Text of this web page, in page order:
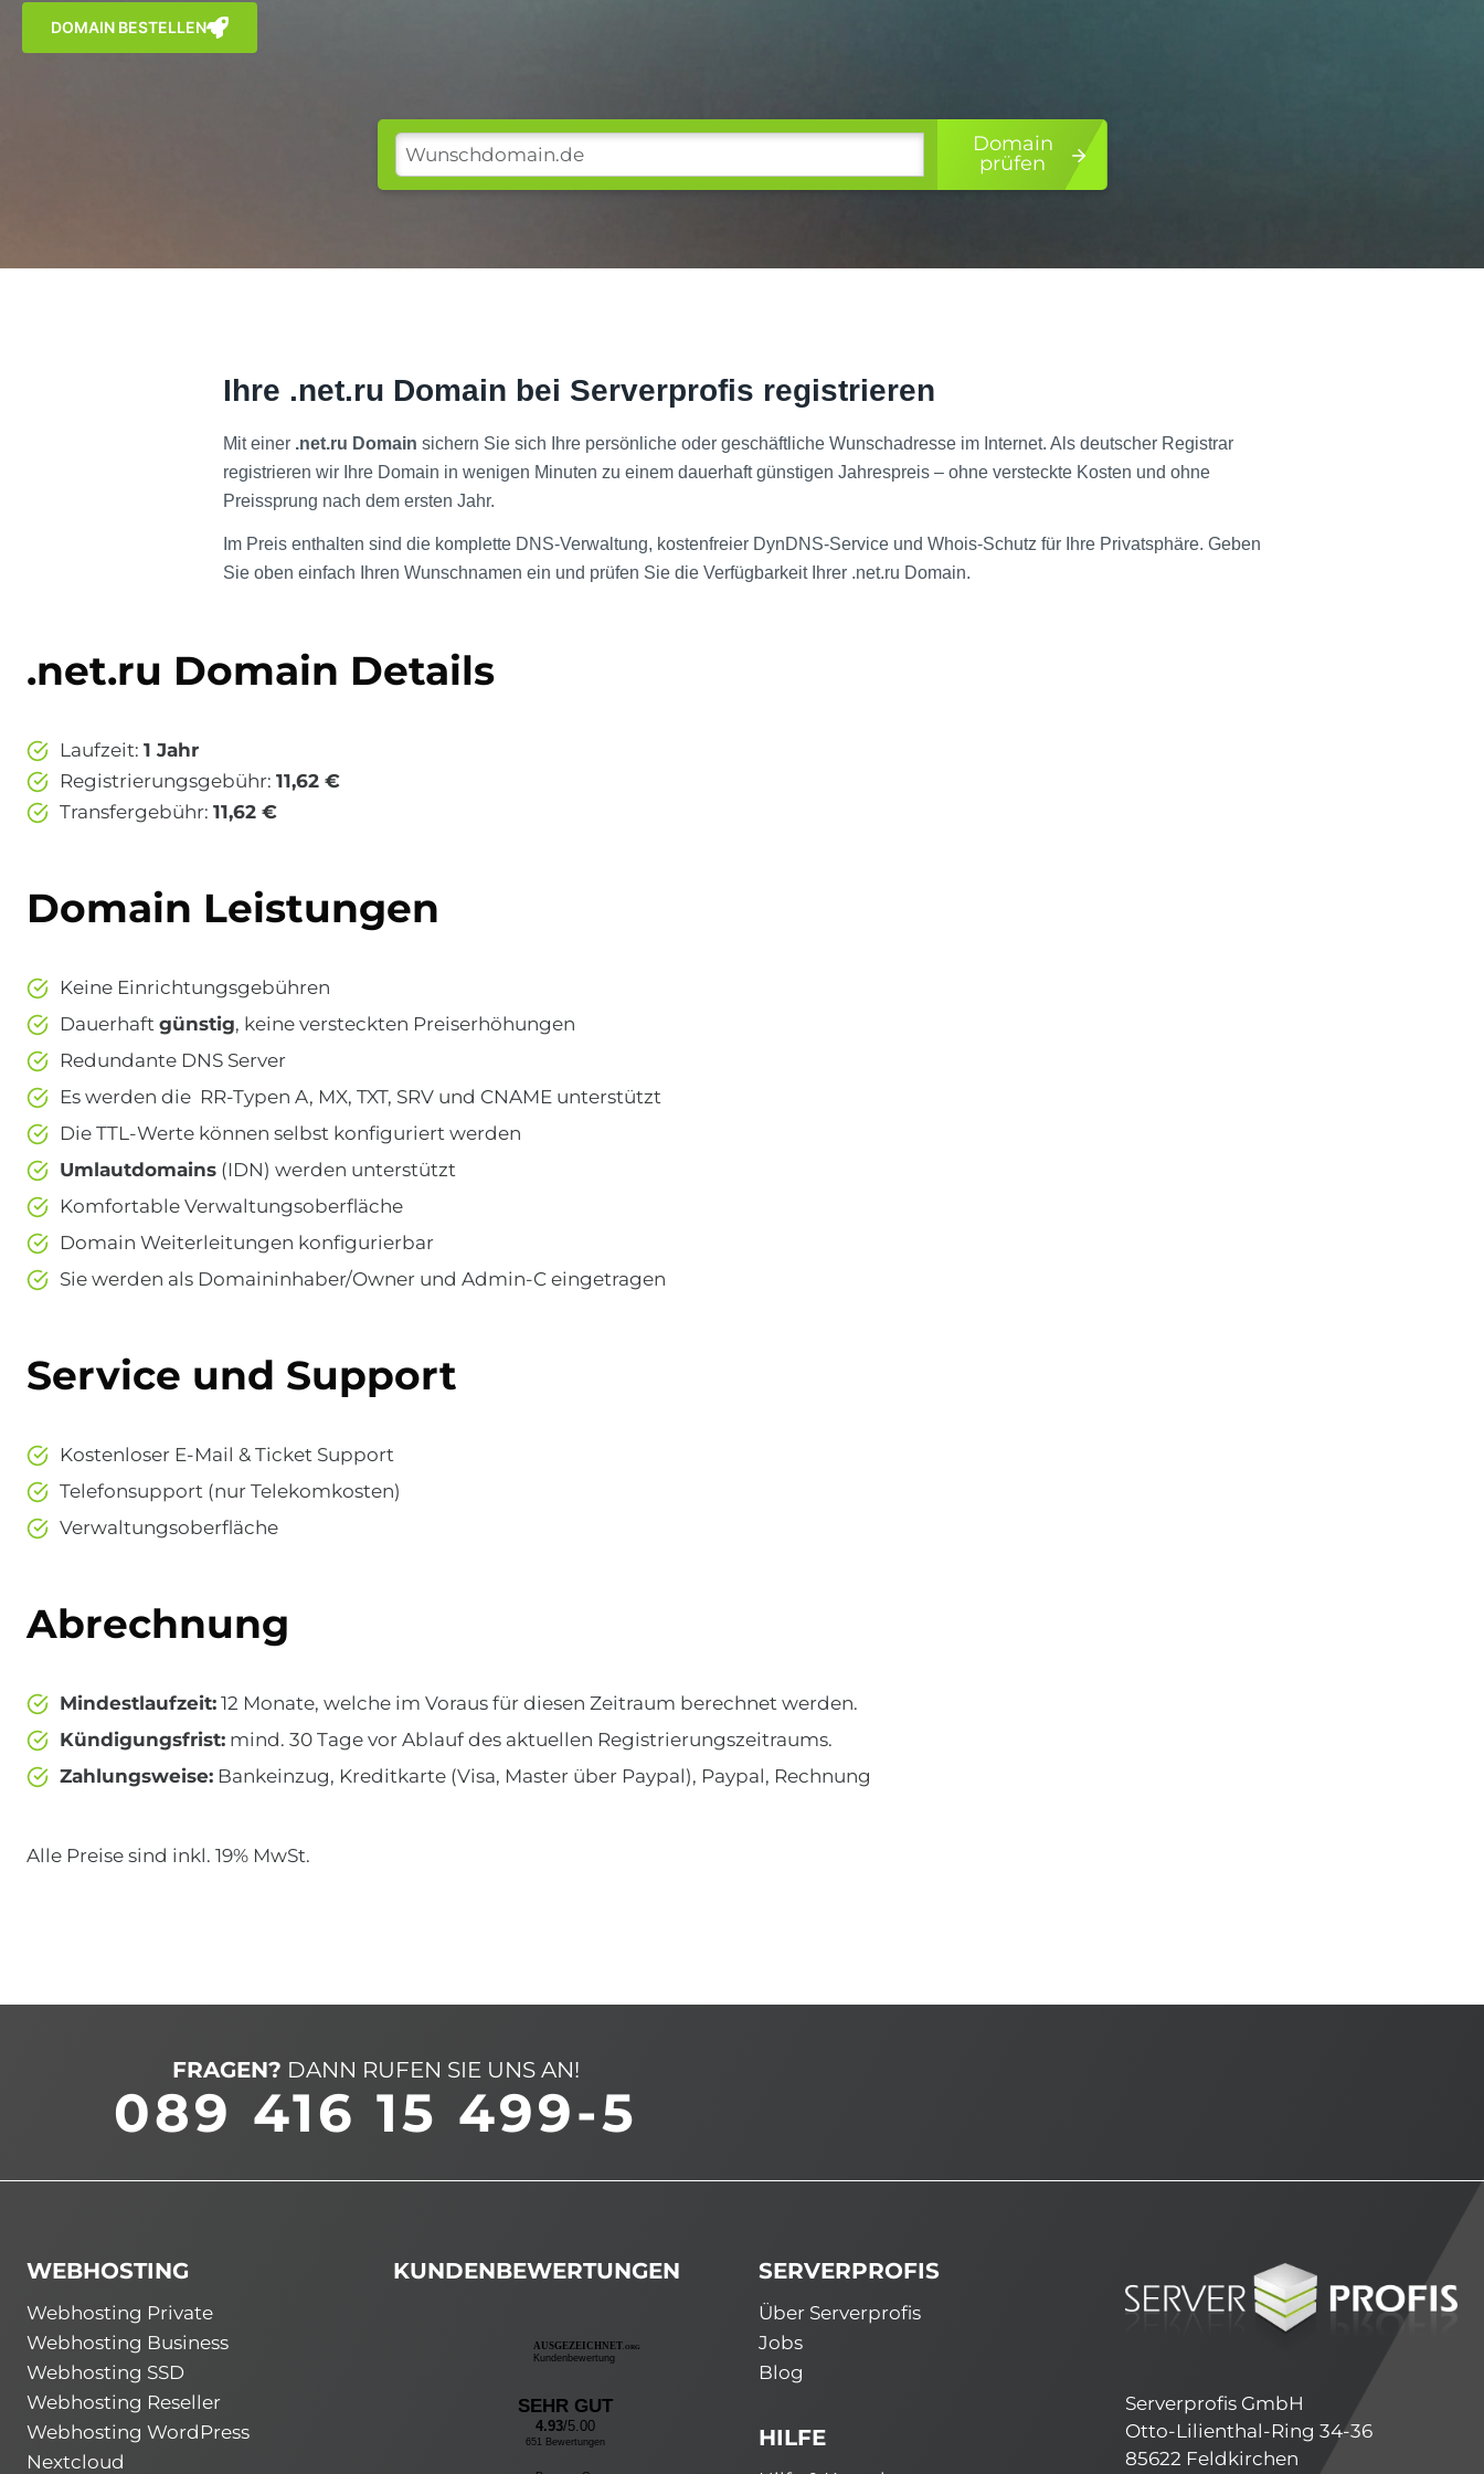
DOMAIN BESTELLEN
Domain
prüfen
Ihre .net.ru Domain bei Serverprofis registrieren
Mit einer .net.ru Domain sichern Sie sich Ihre persönliche oder geschäftliche Wunschadresse im Internet. Als deutscher Registrar
registrieren wir Ihre Domain in wenigen Minuten zu einem dauerhaft günstigen Jahrespreis – ohne versteckte Kosten und ohne
Preissprung nach dem ersten Jahr.
Im Preis enthalten sind die komplette DNS-Verwaltung, kostenfreier DynDNS-Service und Whois-Schutz für Ihre Privatsphäre. Geben
Sie oben einfach Ihren Wunschnamen ein und prüfen Sie die Verfügbarkeit Ihrer .net.ru Domain.
.net.ru Domain Details
Laufzeit: 1 Jahr
Registrierungsgebühr: 11,62 €
Transfergebühr: 11,62 €
Domain Leistungen
Keine Einrichtungsgebühren
Dauerhaft günstig, keine versteckten Preiserhöhungen
Redundante DNS Server
Es werden die RR-Typen A, MX, TXT, SRV und CNAME unterstützt
Die TTL-Werte können selbst konfiguriert werden
Umlautdomains (IDN) werden unterstützt
Komfortable Verwaltungsoberfläche
Domain Weiterleitungen konfigurierbar
Sie werden als Domaininhaber/Owner und Admin-C eingetragen
Service und Support
Kostenloser E-Mail & Ticket Support
Telefonsupport (nur Telekomkosten)
Verwaltungsoberfläche
Abrechnung
Mindestlaufzeit: 12 Monate, welche im Voraus für diesen Zeitraum berechnet werden.
Kündigungsfrist: mind. 30 Tage vor Ablauf des aktuellen Registrierungszeitraums.
Zahlungsweise: Bankeinzug, Kreditkarte (Visa, Master über Paypal), Paypal, Rechnung
Alle Preise sind inkl. 19% MwSt.
FRAGEN? DANN RUFEN SIE UNS AN!
089 416 15 499-5
WEBHOSTING
Webhosting Private
Webhosting Business
Webhosting SSD
Webhosting Reseller
Webhosting WordPress
Nextcloud
KUNDENBEWERTUNGEN
AUSGEZEICHNET .ORG
Kundenbewertung
SEHR GUT
4.93/5.00
651 Bewertungen
SERVERPROFIS
Über Serverprofis
Jobs
Blog
HILFE
Serverprofis GmbH
Otto-Lilienthal-Ring 34-36
85622 Feldkirchen